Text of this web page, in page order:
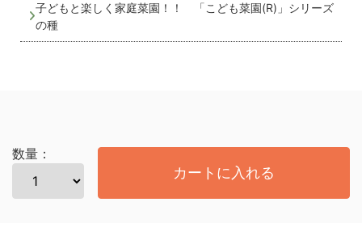
子どもと楽しく家庭菜園！！ 「こども菜園(R)」シリーズ
の種
数量：
カートに入れる